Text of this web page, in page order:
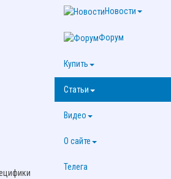
Новости
Форум
Купить
Статьи
Видео
О сайте
Телега